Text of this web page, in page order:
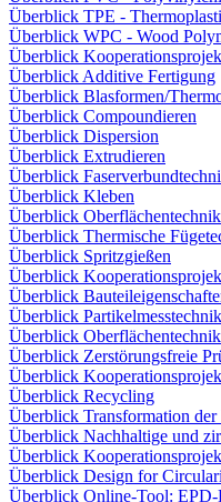
Überblick TPE -
Überblick WPC - Wood
Überblick
Überblick Additive Fertigung
Überblick Blasformen/
Überblick Compoundieren
Überblick Dispersion
Überblick Extrudieren
Überblick
Überblick Kleben
Überblick Oberflächentechnik
Überblick Thermische
Überblick Spritzgießen
Überblick
Überblick
Überblick Partikelmesstechnik
Überblick Oberflächentechnik
Überblick Zerstörungsfreie
Überblick
Überblick Recycling
Überblick Transformation
Überblick Nachhaltige und
Überblick
Überblick Design for
Überblick Online-Tool: